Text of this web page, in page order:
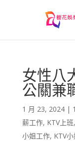
女性八
公關兼
1 月 23, 2024|
薪工作, KTV上班,
小姐工作, KTV